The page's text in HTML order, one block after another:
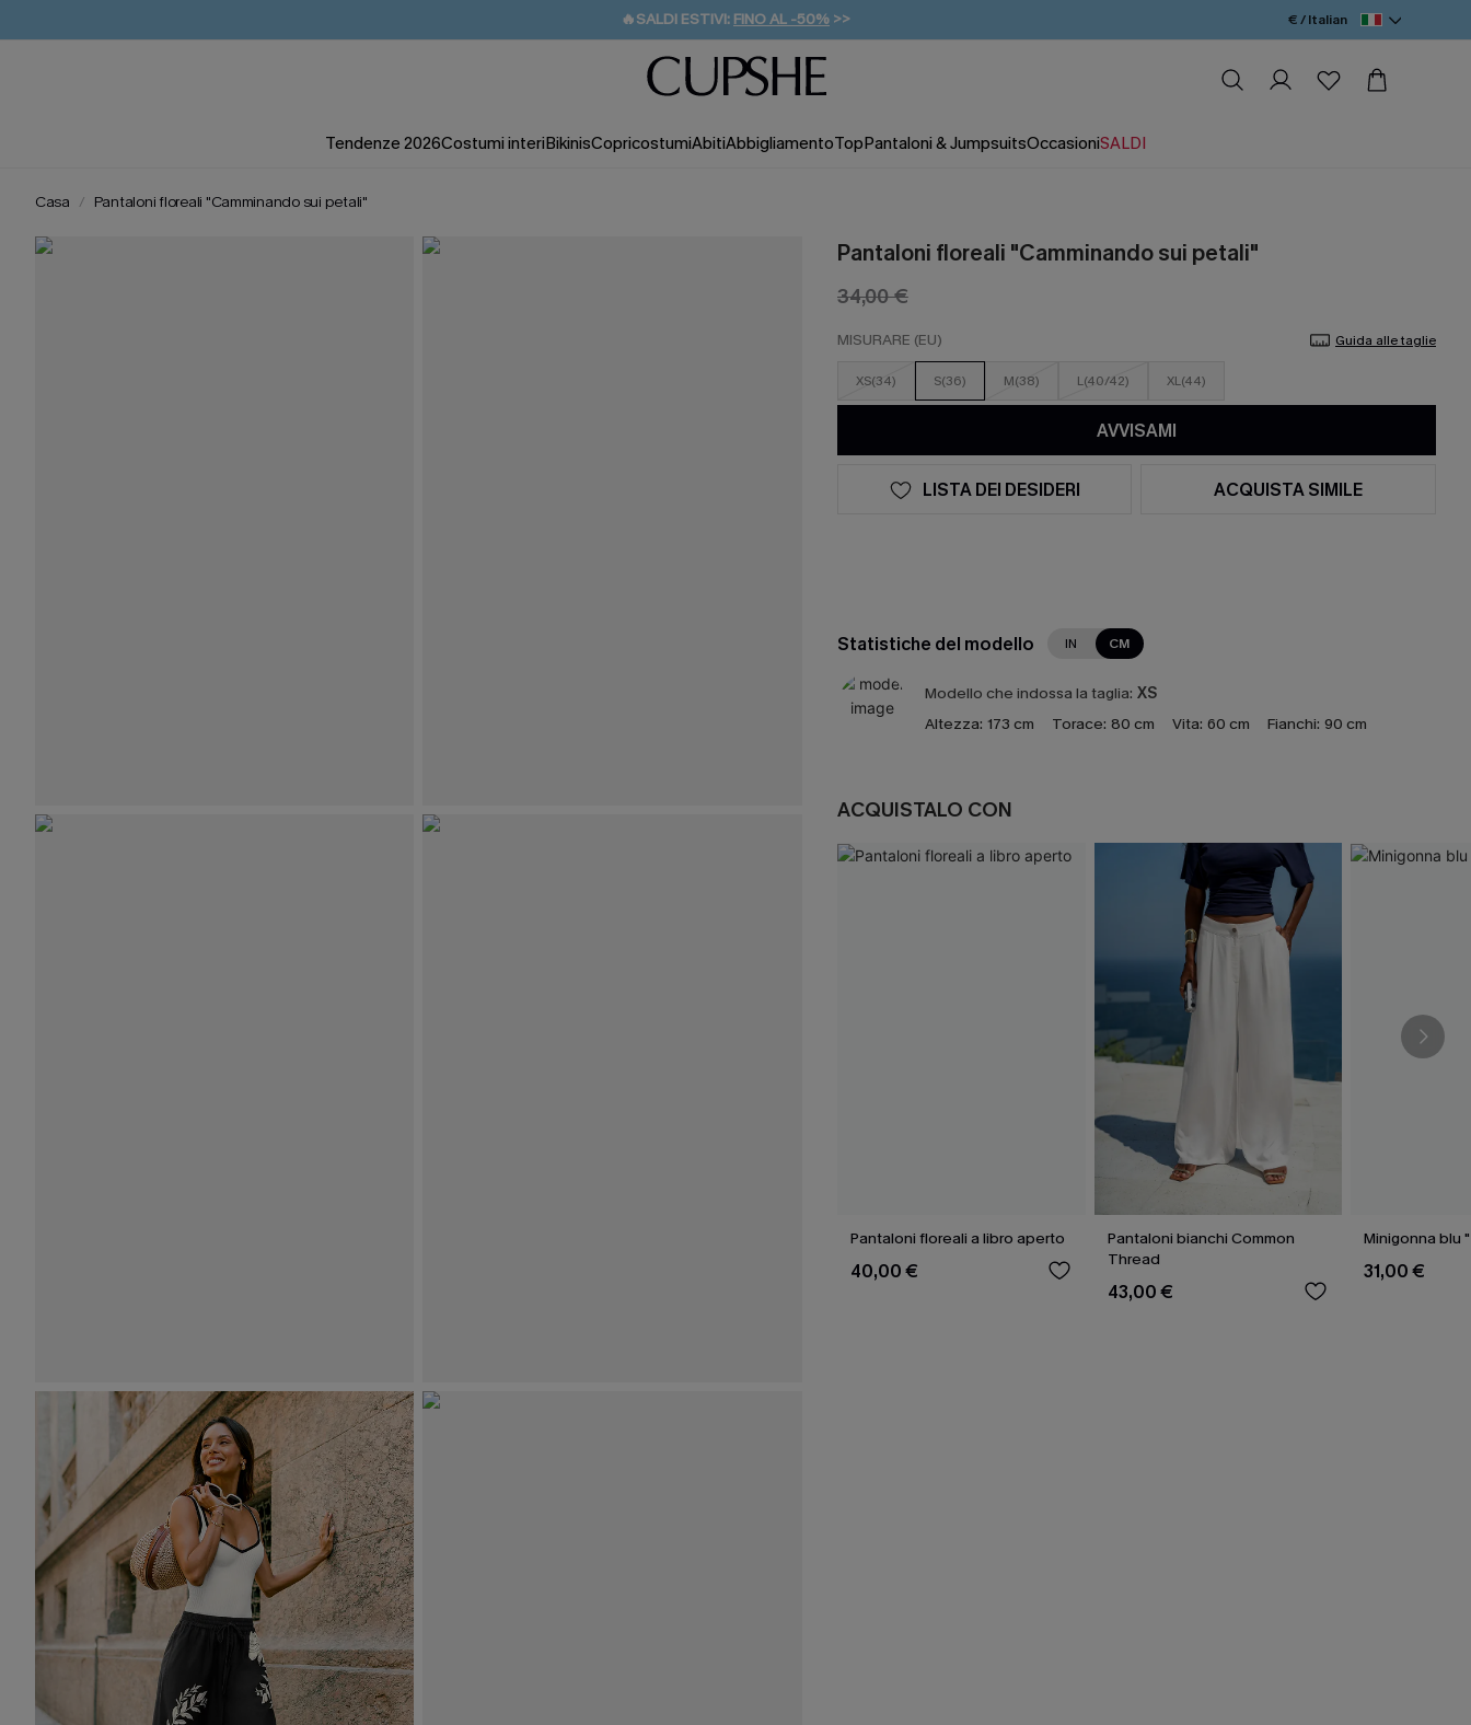
🔥SALDI ESTIVI: FINO AL -50% >>
🚚SPEDIZIONE GRATUITA DA 49€
💌REGALO PER I NUOVI: 20% DI SCONTO*
€ / Italian
Tendenze 2026Costumi interiBikinisCopricostumiAbitiAbbigliamentoTopPantaloni & JumpsuitsOccasioniSALDI
Casa Pantaloni floreali "Camminando sui petali"
Pantaloni floreali "Camminando sui petali"
34,00 €
MISURARE (EU) Guida alle taglie
XS(34) S(36) M(38) L(40/42) XL(44)
AVVISAMI
LISTA DEI DESIDERI ACQUISTA SIMILE
Statistiche del modello IN CM
Modello che indossa la taglia: XS
Altezza: 173 cm Torace: 80 cm Vita: 60 cm Fianchi: 90 cm
ACQUISTALO CON
Pantaloni floreali a libro aperto
40,00 €
Pantaloni bianchi Common
Thread
43,00 €
Minigonna blu
31,00 €